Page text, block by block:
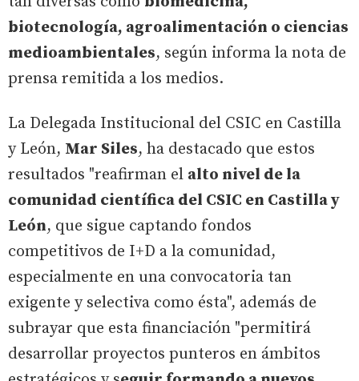
biotecnología, agroalimentación o ciencias
medioambientales, según informa la nota de
prensa remitida a los medios.
La Delegada Institucional del CSIC en Castilla
y León, Mar Siles, ha destacado que estos
resultados "reafirman el alto nivel de la
comunidad científica del CSIC en Castilla y
León, que sigue captando fondos
competitivos de I+D a la comunidad,
especialmente en una convocatoria tan
exigente y selectiva como ésta", además de
subrayar que esta financiación "permitirá
desarrollar proyectos punteros en ámbitos